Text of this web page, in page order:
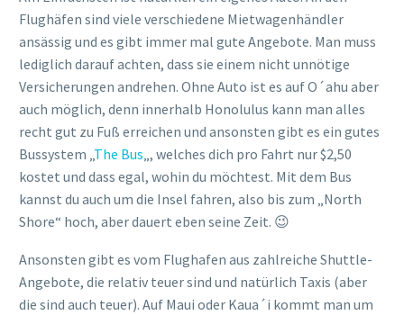
Flughäfen sind viele verschiedene Mietwagenhändler
ansässig und es gibt immer mal gute Angebote. Man muss
lediglich darauf achten, dass sie einem nicht unnötige
Versicherungen andrehen. Ohne Auto ist es auf O´ahu aber
auch möglich, denn innerhalb Honolulus kann man alles
recht gut zu Fuß erreichen und ansonsten gibt es ein gutes
Bussystem „ The Bus „, welches dich pro Fahrt nur $2,50
kostet und dass egal, wohin du möchtest. Mit dem Bus
kannst du auch um die Insel fahren, also bis zum „North
Shore“ hoch, aber dauert eben seine Zeit. 😉
Ansonsten gibt es vom Flughafen aus zahlreiche Shuttle-
Angebote, die relativ teuer sind und natürlich Taxis (aber
die sind auch teuer). Auf Maui oder Kaua´i kommt man um